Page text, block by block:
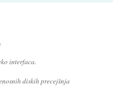
interfaca.
diskih precejšnja